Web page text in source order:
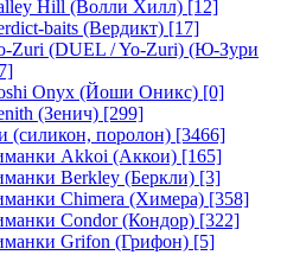
Hill (Волли Хилл) [12]
baits (Вердикт) [17]
Zuri (DUEL / Yo-Zuri) (Ю-Зури
Onyx (Йоши Оникс) [0]
(Зенич) [299]
(силикон, поролон) [3466]
Akkoi (Аккои) [165]
Berkley (Беркли) [3]
Chimera (Химера) [358]
Condor (Кондор) [322]
Grifon (Грифон) [5]